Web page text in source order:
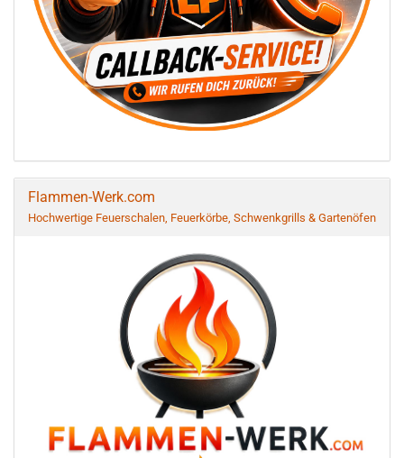
Flammen-Werk.com
Hochwertige Feuerschalen, Feuerkörbe, Schwenkgrills & Gartenöfen